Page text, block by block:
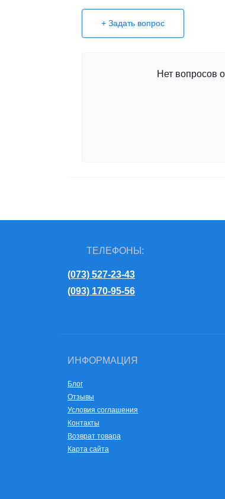
+ Задать вопрос
Нет вопросов
ТЕЛЕФОНЫ:
(073) 527-23-43
(093) 170-95-56
ИНФОРМАЦИЯ
Блог
Отзывы
Условия соглашения
Контакты
Возврат товара
Карта сайта